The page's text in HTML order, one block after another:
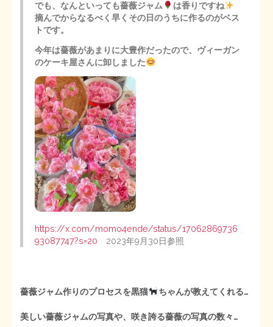
でも、なんといっても薔薇ジャム
は香りですね
摘んでからなるべく早くその日のうちに作るのがベス
トです。
今年は薔薇があまりに大豊作だったので、ヴィーガン
のケーキ屋さんに卸しました
https://x.com/momo4ende/status/17062869736
93087747?s=20 2023年9月30日参照
薔薇ジャム作りのプロセスを黒猫 ちゃんが教えてくれる…
美しい薔薇ジャムの写真や、咲き誇る薔薇の写真の数々…